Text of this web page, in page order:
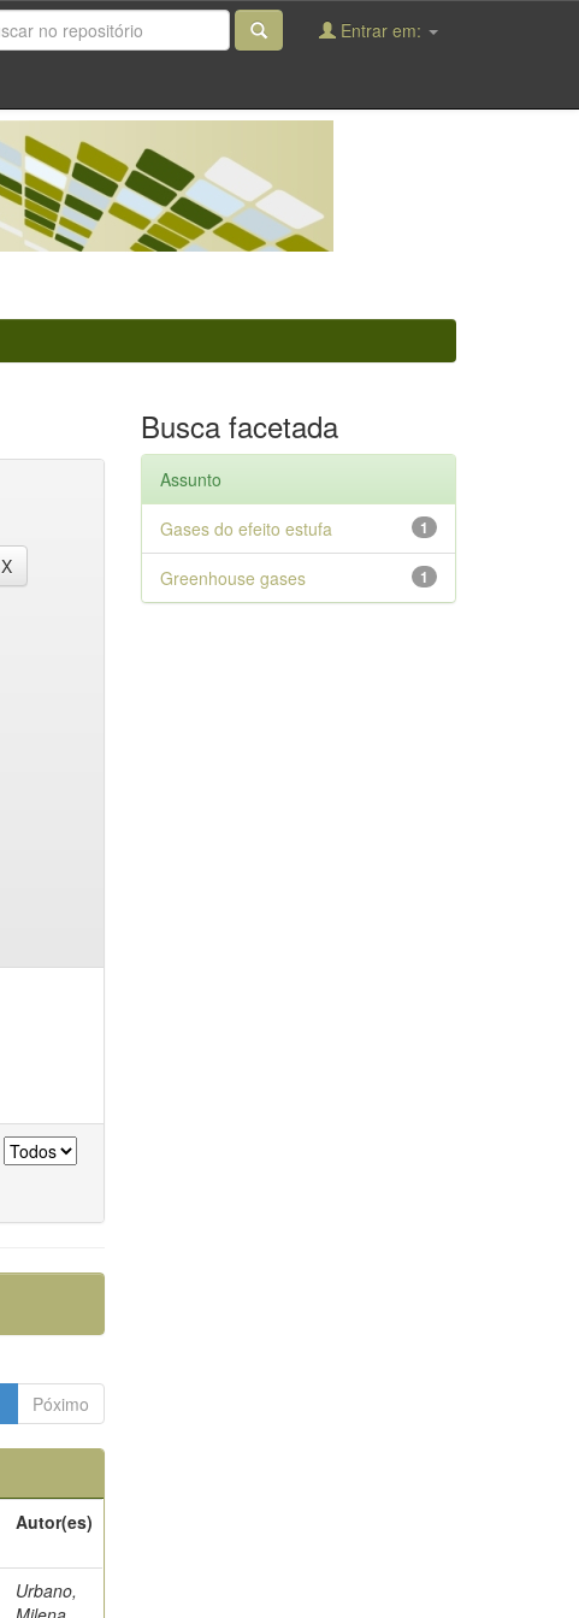
Entrar em:
Póximo
Autor(es)
Urbano,
Busca facetada
Assunto
1
Gases do efeito estufa
1
Greenhouse gases